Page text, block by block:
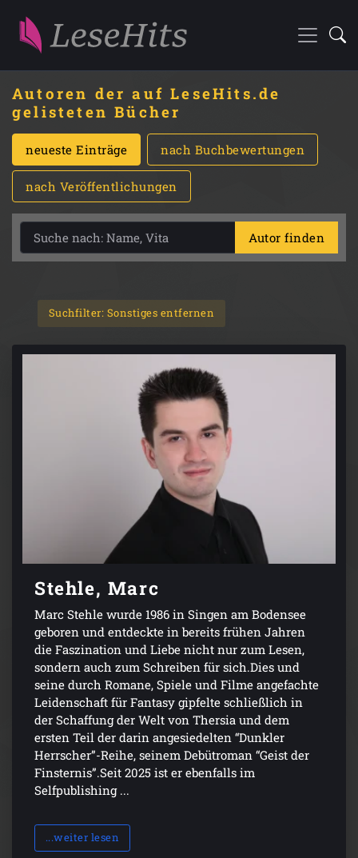
Autoren der auf LeseHits.de
gelisteten Bücher
neueste Einträge nach Buchbewertungen
nach Veröffentlichungen
Autor finden
Suchfilter: Sonstiges entfernen
Stehle, Marc
Marc Stehle wurde 1986 in Singen am Bodensee
geboren und entdeckte in bereits frühen Jahren
die Faszination und Liebe nicht nur zum Lesen,
sondern auch zum Schreiben für sich.Dies und
seine durch Romane, Spiele und Filme angefachte
Leidenschaft für Fantasy gipfelte schließlich in
der Schaffung der Welt von Thersia und dem
ersten Teil der darin angesiedelten “Dunkler
Herrscher”-Reihe, seinem Debütroman “Geist der
Finsternis”.Seit 2025 ist er ebenfalls im
Selfpublishing ...
...weiter lesen